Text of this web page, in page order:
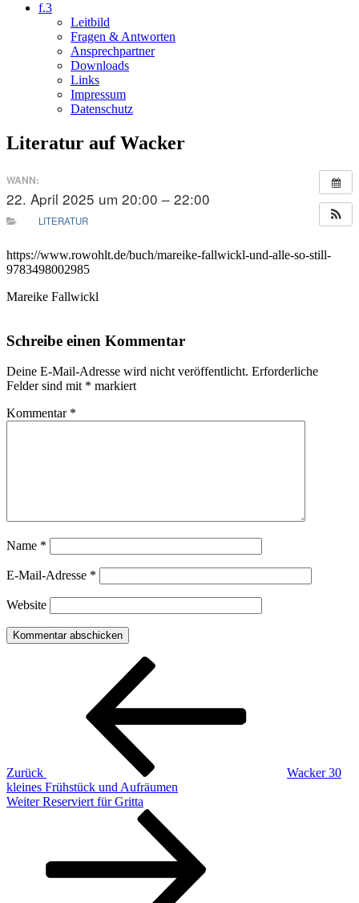
f.3
Leitbild
Fragen & Antworten
Ansprechpartner
Downloads
Links
Impressum
Datenschutz
Literatur auf Wacker
WANN:
22. April 2025 um 20:00 – 22:00
LITERATUR
https://www.rowohlt.de/buch/mareike-fallwickl-und-alle-so-still-
9783498002985
Mareike Fallwickl
Schreibe einen Kommentar
Deine E-Mail-Adresse wird nicht veröffentlicht. Erforderliche
Felder sind mit * markiert
Kommentar *
Name *
E-Mail-Adresse *
Website
Beitragsnavigation
Zurück
Wacker 30
kleines Frühstück und Aufräumen
Nächster
Weiter Reserviert für Gritta